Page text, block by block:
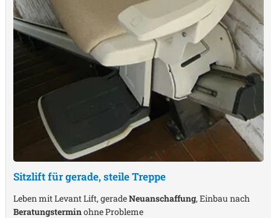
Sitzlift für gerade, steile Treppe
Leben mit Levant Lift, geradeNeuanschaffung, Einbau nach
Beratungsterminohne Probleme